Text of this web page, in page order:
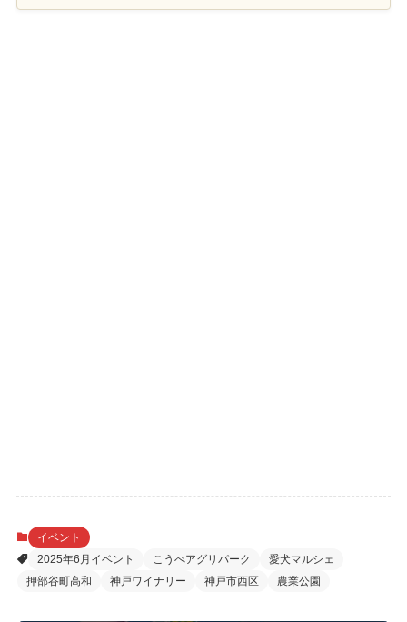
イベント
2025年6月イベント
こうべアグリパーク
愛犬マルシェ
押部谷町高和
神戸ワイナリー 神戸市西区 農業公園